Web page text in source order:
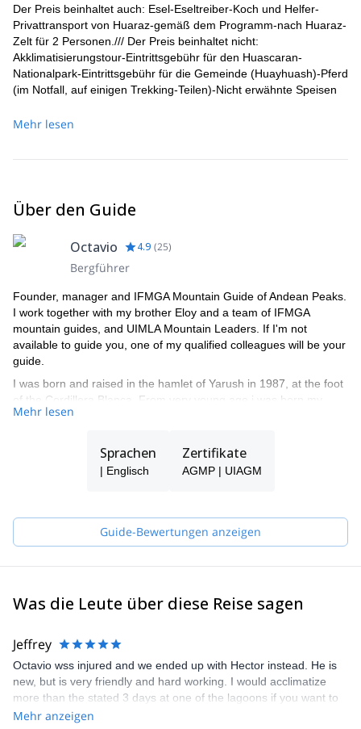
Der Preis beinhaltet auch: Esel-Eseltreiber-Koch und Helfer-
Privattransport von Huaraz-gemäß dem Programm-nach Huaraz-
Zelt für 2 Personen./// Der Preis beinhaltet nicht:
Akklimatisierungstour-Eintrittsgebühr für den Huascaran-
Nationalpark-Eintrittsgebühr für die Gemeinde (Huayhuash)-Pferd
(im Notfall, auf einigen Trekking-Teilen)-Nicht erwähnte Speisen
(Schlafsack, Kletterstiefel, Steigeisen, Eispickel, Gamaschen,
Mehr lesen
Über den Guide
Octavio 4.9 (25)
Bergführer
Founder, manager and IFMGA Mountain Guide of Andean Peaks.
I work together with my brother Eloy and a team of IFMGA
mountain guides, and UIMLA Mountain Leaders. If I'm not
available to guide you, one of my qualified colleagues will be your
guide.
I was born and raised in the hamlet of Yarush in 1987, at the foot
of the Cordillera Blanca. From very young age i was born my
passion for the mountains. In 2003 I started as enthusiast to
title as ''official guide of high mountain''. I enjoy doing sports
climbing and opening new routes in the cordillera Blanca, and in
other countries. My wide experience has taken me to climb most
Mehr lesen
Sprachen
| Englisch
Zertifikate
AGMP | UIAGM
Guide-Bewertungen anzeigen
Was die Leute über diese Reise sagen
Jeffrey
Octavio wss injured and we ended up with Hector instead. He is
new, but is very friendly and hard working. I would acclimatize
more than the stated 3 days at one of the lagoons if you want to
increase your chance at success. Communication was lacking a
Mehr anzeigen